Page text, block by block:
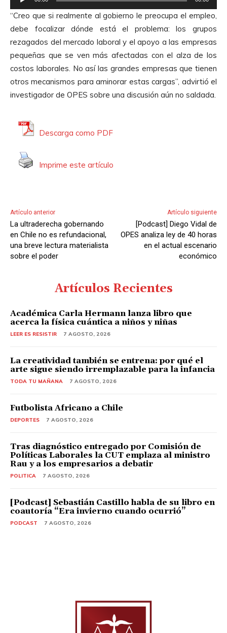
o
e
r
o
d
u
c
t
o
“Creo que si realmente al gobierno le preocupa el empleo,
debe focalizar dónde está el problema: los grupos
rezagados del mercado laboral y el apoyo a las empresas
pequeñas que se ven más afectadas con el alza de los
costos laborales. No así las grandes empresas que tienen
otros mecanismos para aminorar estas cargas”, advirtió el
investigador de OPES sobre una discusión aún no saldada.
Descarga como PDF
Imprime este artículo
Artículo anterior
La ultraderecha gobernando
en Chile no es refundacional,
una breve lectura materialista
sobre el poder
Artículo siguiente
[Podcast] Diego Vidal de
OPES analiza ley de 40 horas
en el actual escenario
económico
Artículos Recientes
Académica Carla Hermann lanza libro que
acerca la física cuántica a niños y niñas
LEER ES RESISTIR 7 AGOSTO, 2026
La creatividad también se entrena: por qué el
arte sigue siendo irremplazable para la infancia
TODA TU MAÑANA 7 AGOSTO, 2026
Futbolista Africano a Chile
DEPORTES 7 AGOSTO, 2026
Tras diagnóstico entregado por Comisión de
Políticas Laborales la CUT emplaza al ministro
Rau y a los empresarios a debatir
POLITICA 7 AGOSTO, 2026
[Podcast] Sebastián Castillo habla de su libro en
coautoría “Era invierno cuando ocurrió”
PODCAST 7 AGOSTO, 2026